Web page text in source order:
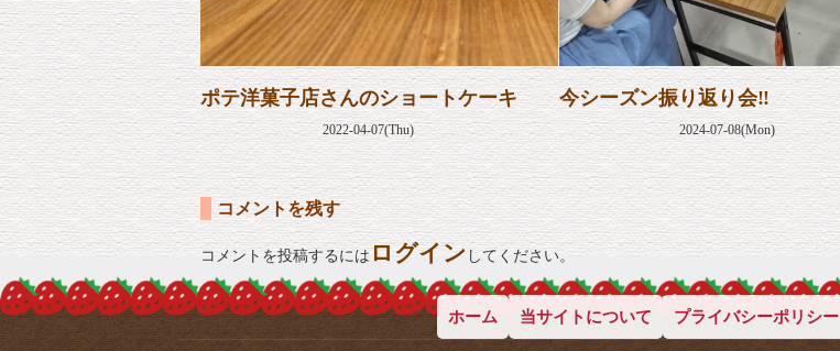
ポテ洋菓子店さんのショートケーキ
2022-04-07(Thu)
今シーズン振り返り会‼
2024-07-08(Mon)
コメントを残す
コメントを投稿するには ログイン してください。
ホーム 当サイトについて プライバシーポリシー